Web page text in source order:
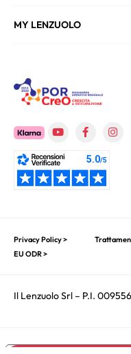
MY LENZUOLO
Privacy Policy >
EU ODR >
Il Lenzuolo Srl – P.I.